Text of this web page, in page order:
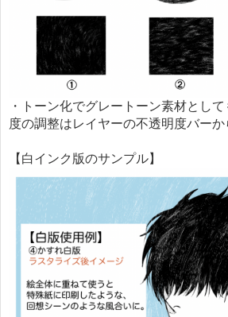
・トーン化でグレートーン素材とし
度の調整はレイヤーの不透明度バー
【白インク版のサンプル】